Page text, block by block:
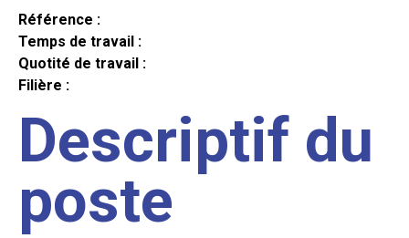
Référence :
Temps de travail :
Quotité de travail :
Filière :
Descriptif du
poste